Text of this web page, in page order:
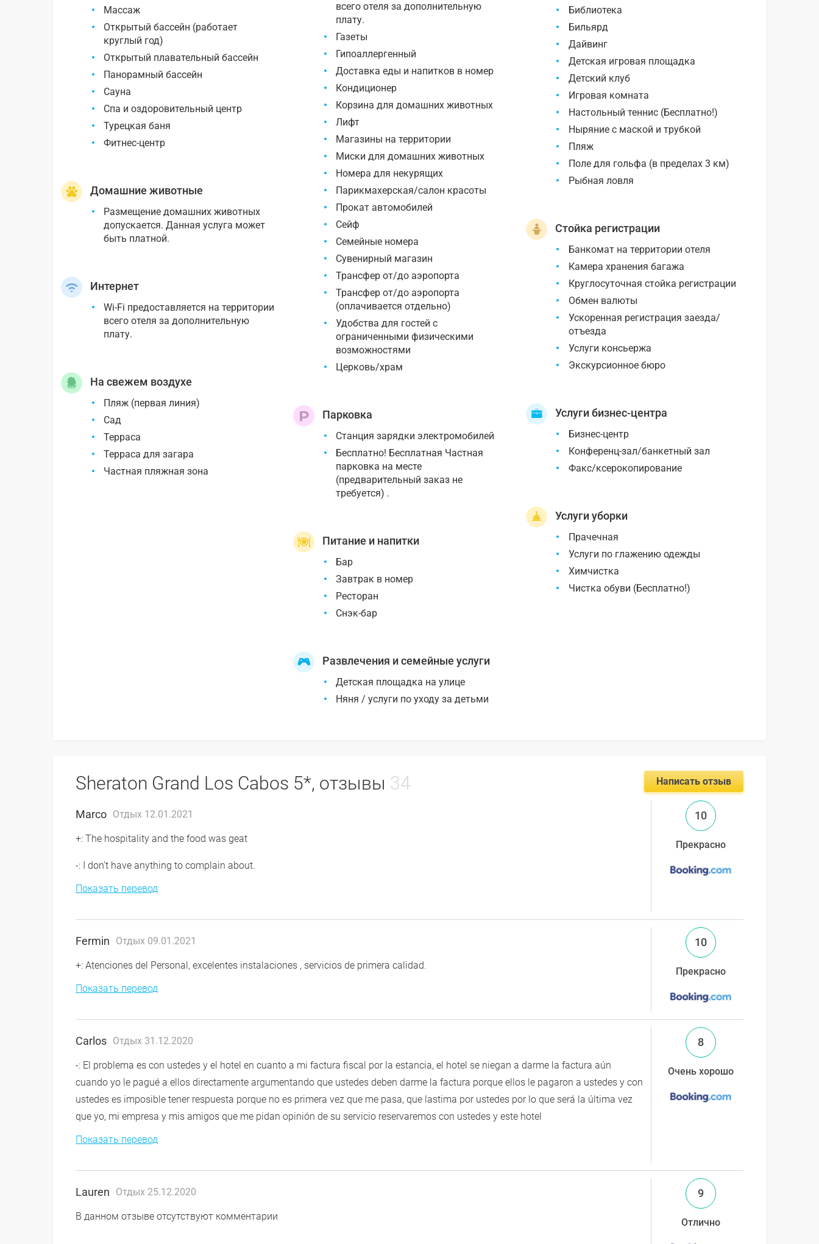
Массаж
Открытый бассейн (работает
круглый год)
Открытый плавательный бассейн
Панорамный бассейн
Сауна
Спа и оздоровительный центр
Турецкая баня
Фитнес-центр
Домашние животные
Размещение домашних животных
допускается. Данная услуга может
быть платной.
Интернет
Wi-Fi предоставляется на территории
всего отеля за дополнительную
плату.
На свежем воздухе
Пляж (первая линия)
Сад
Терраса
Терраса для загара
Частная пляжная зона
всего отеля за дополнительную
плату.
Газеты
Гипоаллергенный
Доставка еды и напитков в номер
Кондиционер
Корзина для домашних животных
Лифт
Магазины на территории
Миски для домашних животных
Номера для некурящих
Парикмахерская/салон красоты
Прокат автомобилей
Сейф
Семейные номера
Сувенирный магазин
Трансфер от/до аэропорта
Трансфер от/до аэропорта
(оплачивается отдельно)
Удобства для гостей с
ограниченными физическими
возможностями
Церковь/храм
Парковка
Cтанция зарядки электромобилей
Бесплатно! Бесплатная Частная
парковка на месте
(предварительный заказ не
требуется) .
Питание и напитки
Бар
Завтрак в номер
Ресторан
Снэк-бар
Развлечения и семейные услуги
Детская площадка на улице
Няня / услуги по уходу за детьми
Библиотека
Бильярд
Дайвинг
Детская игровая площадка
Детский клуб
Игровая комната
Настольный теннис (Бесплатно!)
Ныряние с маской и трубкой
Пляж
Поле для гольфа (в пределах 3 км)
Рыбная ловля
Стойка регистрации
Банкомат на территории отеля
Камера хранения багажа
Круглосуточная стойка регистрации
Обмен валюты
Ускоренная регистрация заезда/
отъезда
Услуги консьержа
Экскурсионное бюро
Услуги бизнес-центра
Бизнес-центр
Конференц-зал/банкетный зал
Факс/ксерокопирование
Услуги уборки
Прачечная
Услуги по глажению одежды
Химчистка
Чистка обуви (Бесплатно!)
Sheraton Grand Los Cabos 5*, отзывы 34 Написать отзыв
Marco Отдых 12.01.2021
+: The hospitality and the food was geat
-: I don’t have anything to complain about.
Показать перевод
10
Прекрасно
Fermin Отдых 09.01.2021
+: Atenciones del Personal, excelentes instalaciones , servicios de primera calidad.
Показать перевод
10
Прекрасно
Carlos Отдых 31.12.2020
-: El problema es con ustedes y el hotel en cuanto a mi factura fiscal por la estancia, el hotel se niegan a darme la factura aún
cuando yo le pagué a ellos directamente argumentando que ustedes deben darme la factura porque ellos le pagaron a ustedes y con
ustedes es imposible tener respuesta porque no es primera vez que me pasa, que lastima por ustedes por lo que será la última vez
que yo, mi empresa y mis amigos que me pidan opinión de su servicio reservaremos con ustedes y este hotel
Показать перевод
8
Очень хорошо
Lauren Отдых 25.12.2020
В данном отзыве отсутствуют комментарии
9
Отлично